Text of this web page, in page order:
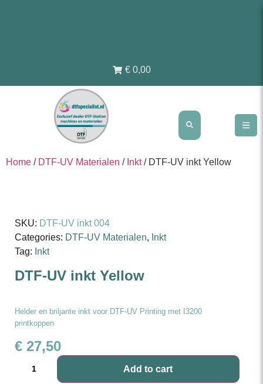
€ 0,00
Home / DTF-UV Materialen / Inkt/ DTF-UV inkt Yellow
SKU: DTF-UV inkt 004
Categories: DTF-UV Materialen, Inkt
Tag: Inkt
DTF-UV inkt Yellow
Helder en briljante inkt voor DTF-UV Printing met I3200
printkoppen
€ 27,50
Add to cart